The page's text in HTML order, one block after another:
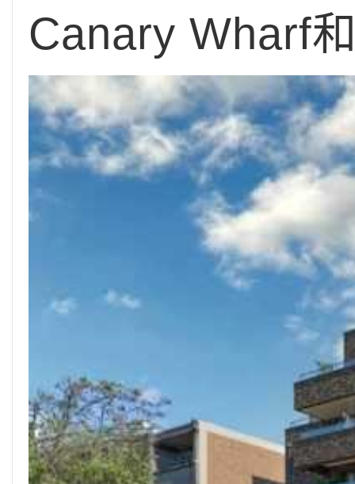
Canary Wharf